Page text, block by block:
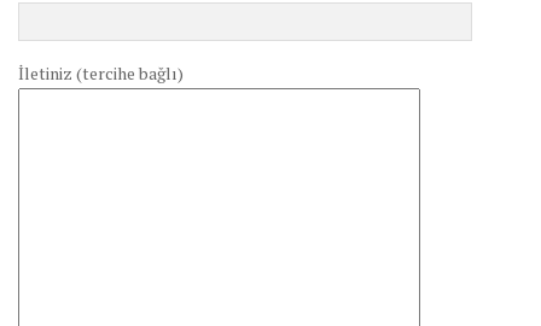
İletiniz (tercihe bağlı)